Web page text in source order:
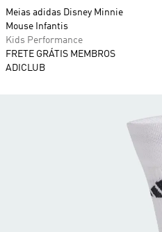
Meias adidas Disney Minnie
Mouse Infantis
Kids Performance
FRETE GRÁTIS MEMBROS
ADICLUB